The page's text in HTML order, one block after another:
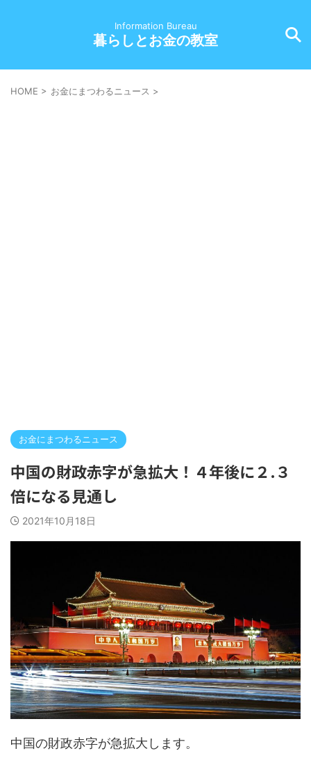
Information Bureau
暮らしとお金の教室
HOME > お金にまつわるニュース >
お金にまつわるニュース
中国の財政赤字が急拡大！４年後に２.３
倍になる見通し
2021年10月18日
中国の財政赤字が急拡大します。